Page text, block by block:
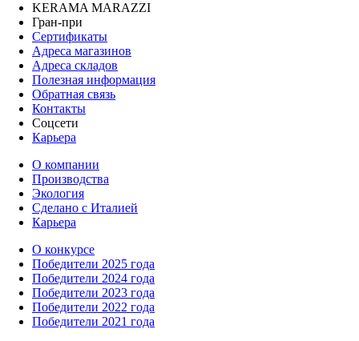
KERAMA MARAZZI
Гран-при
Сертификаты
Адреса магазинов
Адреса складов
Полезная информация
Обратная связь
Контакты
Соцсети
Карьера
О компании
Производства
Экология
Сделано с Италией
Карьера
О конкурсе
Победители 2025 года
Победители 2024 года
Победители 2023 года
Победители 2022 года
Победители 2021 года